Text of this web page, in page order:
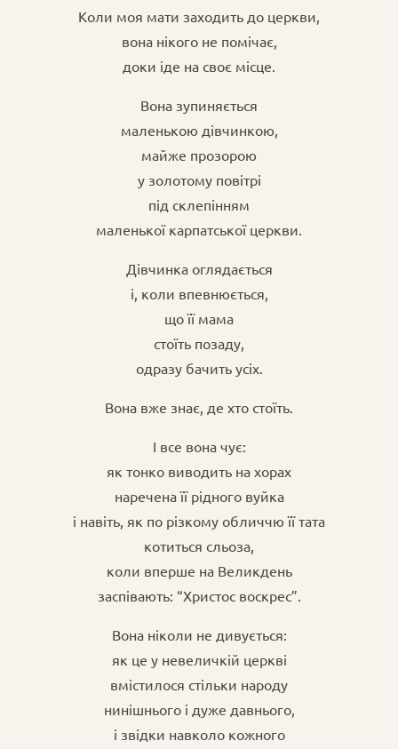
Коли моя мати заходить до церкви,
вона нікого не помічає,
доки іде на своє місце.
Вона зупиняється
маленькою дівчинкою,
майже прозорою
у золотому повітрі
під склепінням
маленької карпатської церкви.
Дівчинка оглядається
і, коли впевнюється,
що її мама
стоїть позаду,
одразу бачить усіх.
Вона вже знає, де хто стоїть.
І все вона чує:
як тонко виводить на хорах
наречена її рідного вуйка
і навіть, як по різкому обличчю її тата
котиться сльоза,
коли вперше на Великдень
заспівають: “Христос воскрес”.
Вона ніколи не дивується:
як це у невеличкій церкві
вмістилося стільки народу
нинішнього і дуже давнього,
і звідки навколо кожного